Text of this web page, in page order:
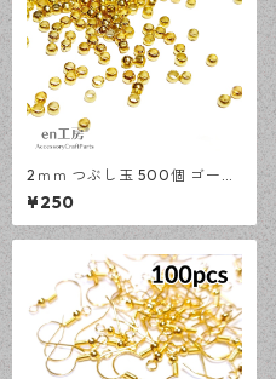
2ｍｍ つぶし玉 500個 ゴール
ド かしめ玉 アクセサリーパー
ツ 基礎パーツ ハンドメイド資
材 【en工房】
¥250